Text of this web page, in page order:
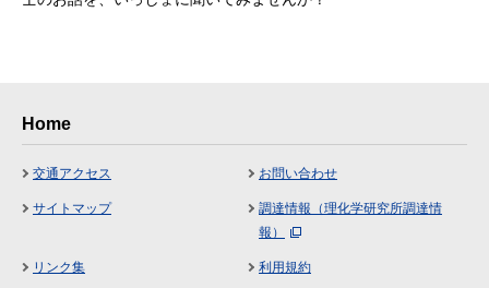
Home
交通アクセス お問い合わせ
サイトマップ
調達情報（理化学研究所調達情
報）
リンク集 利用規約